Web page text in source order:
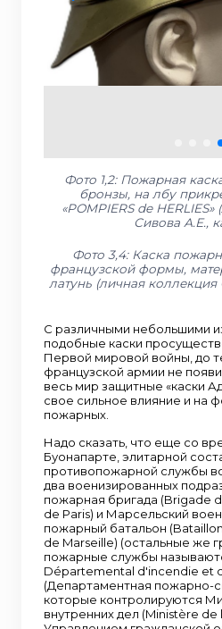
Фото 1,2: Пожарная
бронзы, на лбу
«POMPIERS de
Сивова А.Е.,
Фото 3,4: Каска
французской формы,
латунь (личная коллекция
С различными небольшими
подобные каски
Первой мировой войны, до
французской армии не
весь мир защитные «каски
свое сильное влияние и на
пожарных.
Надо сказать, что еще со
Буонапарте, элитарной
противопожарной службы
два военизированных
пожарная бригада (Brigade
de Paris) и Марсельский
пожарный батальон
de Marseille) (остальные же
пожарные службы
Départemental d'incendie et
(Департаментная пожарно-
которые контролируются
внутренних дел (Ministère de